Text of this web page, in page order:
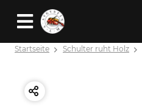
Startseite Schulter ruht Holz